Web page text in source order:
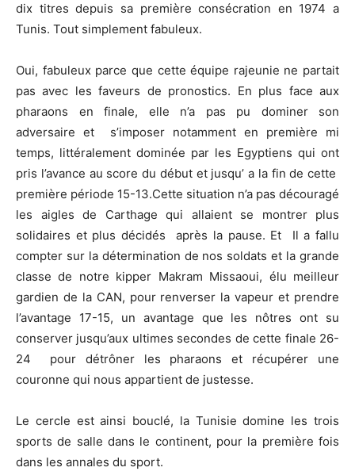
dix titres depuis sa première consécration en 1974 a
Tunis. Tout simplement fabuleux.
Oui, fabuleux parce que cette équipe rajeunie ne partait
pas avec les faveurs de pronostics. En plus face aux
pharaons en finale, elle n’a pas pu dominer son
adversaire et s’imposer notamment en première mi
temps, littéralement dominée par les Egyptiens qui ont
pris l’avance au score du début et jusqu’ a la fin de cette
première période 15-13.Cette situation n’a pas découragé
les aigles de Carthage qui allaient se montrer plus
solidaires et plus décidés après la pause. Et Il a fallu
compter sur la détermination de nos soldats et la grande
classe de notre kipper Makram Missaoui, élu meilleur
gardien de la CAN, pour renverser la vapeur et prendre
l’avantage 17-15, un avantage que les nôtres ont su
conserver jusqu’aux ultimes secondes de cette finale 26-
24 pour détrôner les pharaons et récupérer une
couronne qui nous appartient de justesse.
Le cercle est ainsi bouclé, la Tunisie domine les trois
sports de salle dans le continent, pour la première fois
dans les annales du sport.